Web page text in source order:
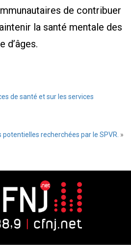
de contribuer
la santé mentale des
d’âges.
de santé et sur les services
potentielles recherchées par le SPVR. »